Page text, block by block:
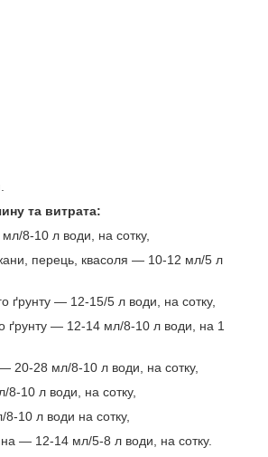
та витрата:
8-10 л води, на сотку,
перець, квасоля — 10-12 мл/5 л
ґрунту — 12-15/5 л води, на сотку,
ґрунту — 12-14 мл/8-10 л води, на 1
20-28 мл/8-10 л води, на сотку,
10 л води, на сотку,
10 л води на сотку,
— 12-14 мл/5-8 л води, на сотку.